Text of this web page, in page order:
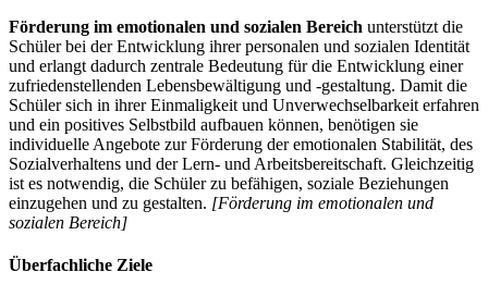
Förderung im emotionalen und sozialen Bereich unterstützt die
Schüler bei der Entwicklung ihrer personalen und sozialen Identität
und erlangt dadurch zentrale Bedeutung für die Entwicklung einer
zufriedenstellenden Lebensbewältigung und -gestaltung. Damit die
Schüler sich in ihrer Einmaligkeit und Unverwechselbarkeit erfahren
und ein positives Selbstbild aufbauen können, benötigen sie
individuelle Angebote zur Förderung der emotionalen Stabilität, des
Sozialverhaltens und der Lern- und Arbeitsbereitschaft. Gleichzeitig
ist es notwendig, die Schüler zu befähigen, soziale Beziehungen
einzugehen und zu gestalten. [Förderung im emotionalen und
sozialen Bereich]
Überfachliche Ziele